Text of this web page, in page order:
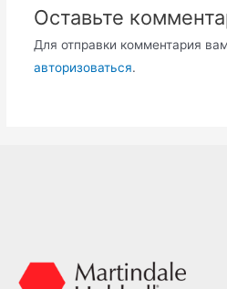
Оставьте
Для отправки комментария
авторизоваться.